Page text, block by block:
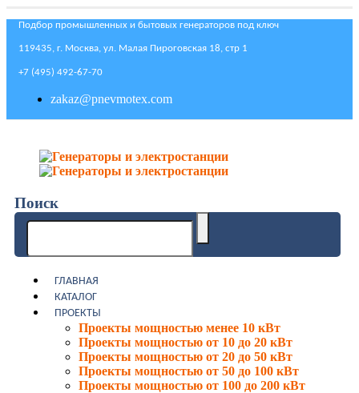
Подбор промышленных и бытовых генераторов под ключ
119435, г. Москва, ул. Малая Пироговская 18, стр 1
+7 (495) 492-67-70
zakaz@pnevmotex.com
Поиск
ГЛАВНАЯ
КАТАЛОГ
ПРОЕКТЫ
Проекты мощностью менее 10 кВт
Проекты мощностью от 10 до 20 кВт
Проекты мощностью от 20 до 50 кВт
Проекты мощностью от 50 до 100 кВт
Проекты мощностью от 100 до 200 кВт